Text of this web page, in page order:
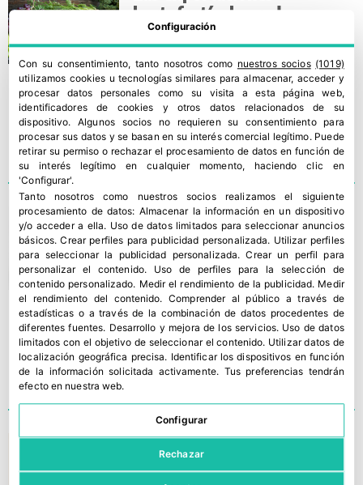
hortofrutícolas reducen
volumen, pero mantienen
valor
Las exportaciones
hortofrutícolas andaluzas
crecen más de un 10% en
enero
Exportación de mango a
Rusia: tendencias de
Configuración
Con su consentimiento, tanto nosotros como nuestros socios (1019)
utilizamos cookies u tecnologías similares para almacenar, acceder y
procesar datos personales como su visita a esta página web,
identificadores de cookies y otros datos relacionados de su
dispositivo. Algunos socios no requieren su consentimiento para
procesar sus datos y se basan en su interés comercial legítimo. Puede
retirar su permiso o rechazar el procesamiento de datos en función de
su interés legítimo en cualquier momento, haciendo clic en
'Configurar'.
Tanto nosotros como nuestros socios realizamos el siguiente
procesamiento de datos: Almacenar la información en un dispositivo
y/o acceder a ella. Uso de datos limitados para seleccionar anuncios
básicos.Crear perfiles para publicidad personalizada. Utilizar perfiles
para seleccionar la publicidad personalizada.Crear un perfil para
personalizar el contenido. Uso de perfiles para la selección de
contenido personalizado. Medir el rendimiento de la publicidad. Medir
el rendimiento del contenido.Comprender al público a través de
estadísticas o a través de la combinación de datos procedentes de
diferentes fuentes. Desarrollo y mejora de los servicios. Uso de datos
limitados con el objetivo de seleccionar el contenido. Utilizar datos de
localización geográfica precisa. Identificar los dispositivos en función
de la información solicitada activamente. Tus preferencias tendrán
efecto en nuestra web.
Configurar
Rechazar